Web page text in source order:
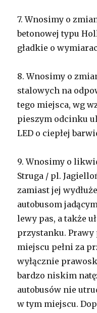
7. Wnosimy o
betonowej typu
gładkie o
8. Wnosimy o
stalowych na
tego miejsca, wg
pieszym odcinku
LED o ciepłej
9. Wnosimy o
Struga / pl.
zamiast jej
autobusom
lewy pas, a także
przystanku. Prawy
miejscu pełni za
wyłącznie
bardzo niskim
autobusów nie
w tym miejscu.